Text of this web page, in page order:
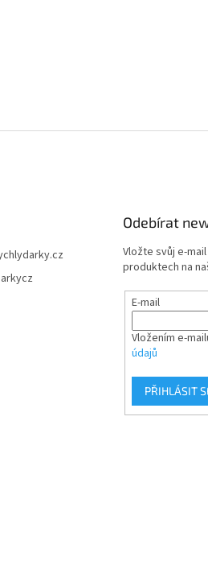
Odebírat
Vložte svůj e-
produktech na
E-mail
Vložením e-
údajů
PŘIHLÁSIT